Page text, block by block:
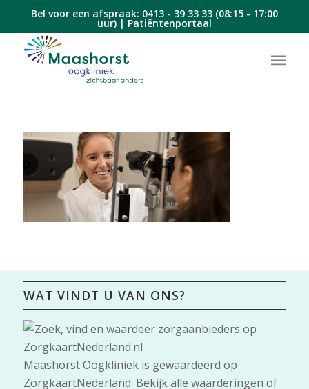
Bel voor een afspraak: 0413 - 39 33 33(08:15 - 17:00
uur) | Patiëntenportaal
WAT VINDT U VAN ONS?
Maashorst Oogkliniekis gewaardeerd op
ZorgkaartNederland. Bekijk alle waarderingen of